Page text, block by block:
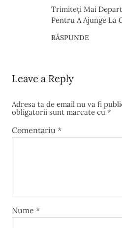
Trimiteți Mai
Pentru A Ajunge La
RĂSPUNDE
Leave a Reply
Adresa ta de email nu va fi
obligatorii sunt marcate cu*
Comentariu *
Nume *